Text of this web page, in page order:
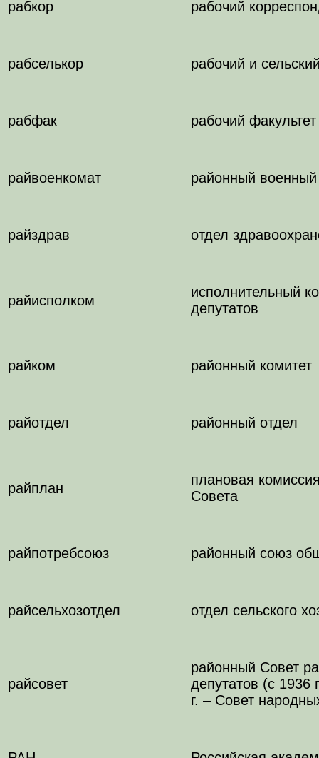
рабкор рабочий
рабселькор рабочий и
рабфак рабочий факультет
райвоенкомат районный военный
райздрав отдел
райисполком
исполнительный
депутатов
райком районный комитет
райотдел районный отдел
райплан
плановая
Совета
райпотребсоюз районный союз
райсельхозотдел отдел сельского
райсовет
районный Совет
депутатов (с 1936
г. – Совет